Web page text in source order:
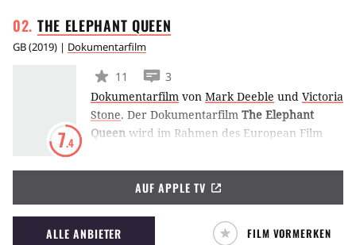
THE ELEPHANT QUEEN
GB(2019) | Dokumentarfilm
7.4
11
3
Dokumentarfilm von Mark Deeble und Victoria
Stone. Der Dokumentarfilm The Elephant
Queen wird im Rahmen des European Film
und folgt der Elefantenfamilie rund um
Athena, Mimi und Weiwei, die sich in der
Dürre auf die Suche nach Wasser begeben.
AUF APPLE TV
ALLE ANBIETER FILM VORMERKEN